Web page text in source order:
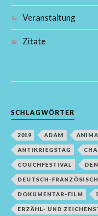
Veranstaltung
Zitate
SCHLAGWÖRTER
2019 ADAM
ANTIKRIEGSTAG
COUCHFESTIVAL
DEUTSCH-
DOKUMENTAR-FILM
ERZÄHL- UND